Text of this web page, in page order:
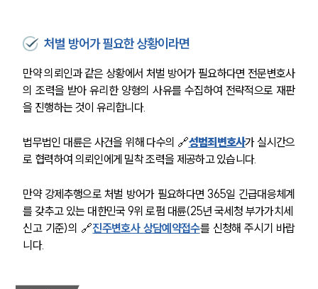
처벌 방어가 필요한 상황이라면
만약 의뢰인과 같은 상황에서 처벌 방어가 필요하다면 전문변호사
의 조력을 받아 유리한 양형의 사유를 수집하여 전략적으로 재판
을 진행하는 것이 유리합니다.
법무법인 대륜은 사건을 위해 다수의 🔗성범죄변호사가 실시간으
로 협력하여 의뢰인에게 밀착 조력을 제공하고 있습니다.
만약 강제추행으로 처벌 방어가 필요하다면 365일 긴급대응체계
를 갖추고 있는 대한민국 9위 로펌 대륜(25년 국세청 부가가치세
신고 기준)의 🔗진주변호사 상담예약접수를 신청해 주시기 바랍
니다.